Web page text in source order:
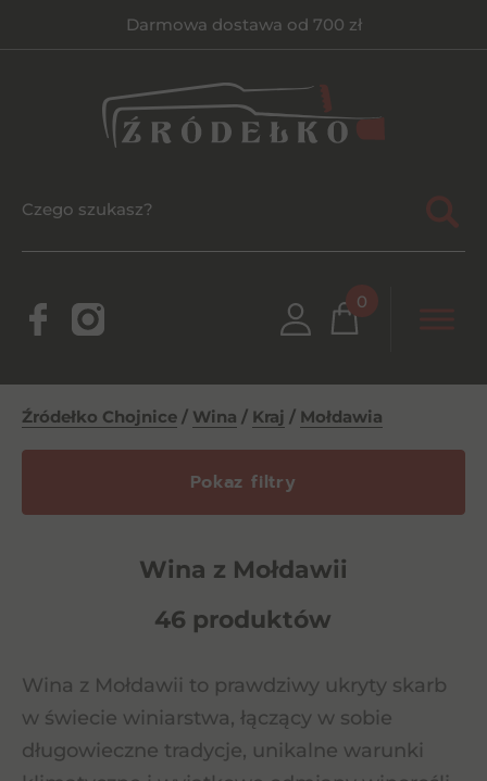
Darmowa dostawa od 700 zł
0
Źródełko Chojnice / Wina / Kraj / Mołdawia
Pokaz filtry
Wina z Mołdawii
46 produktów
Wina z Mołdawii to prawdziwy ukryty skarb
w świecie winiarstwa, łączący w sobie
długowieczne tradycje, unikalne warunki